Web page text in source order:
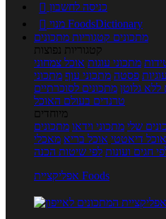
 כניסה לחשבון

מנוי FoodsDictionary
מתכונים קטגוריות מתכונים
קטגוריות נפוצות
מתכוני עוגות אוכל צמחוני
עוגיות פסטה מתכוני עוף מתכוני
ללא גלוטן מתכונים לסוכרתיים
טרנדים בעולם האוכל
מיוחדים
שלי מתכוני וידאו מתכונים
אוכל דיאטטי אוכל בריא מאכלי
חגים ועונות לפי שיטות הכנה
אפליקציית Foods